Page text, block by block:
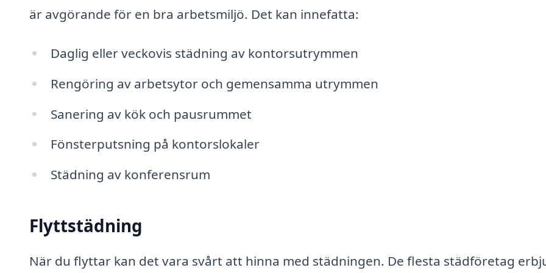
är avgörande för en bra arbetsmiljö. Det kan innefatta:
Daglig eller veckovis städning av kontorsutrymmen
Rengöring av arbetsytor och gemensamma utrymmen
Sanering av kök och pausrummet
Fönsterputsning på kontorslokaler
Städning av konferensrum
Flyttstädning
När du flyttar kan det vara svårt att hinna med städningen. De flesta städföretag